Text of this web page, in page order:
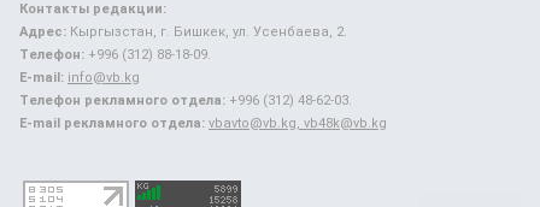
Контакты редакции:
Адрес: Кыргызстан, г. Бишкек, ул. Усенбаева, 2.
Телефон: +996 (312) 88-18-09.
E-mail: info@vb.kg
Телефон рекламного отдела: +996 (312) 48-62-03.
E-mail рекламного отдела: vbavto@vb.kg, vb48k@vb.kg